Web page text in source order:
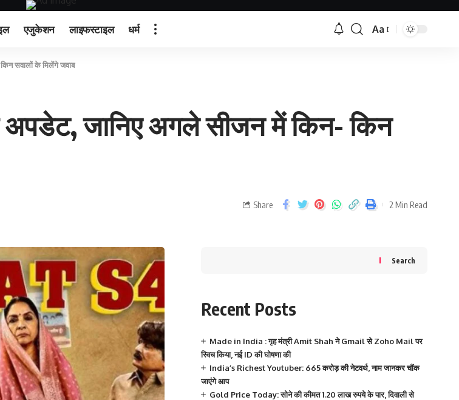
एजुकेशन लाइफस्टाइल धर्म Aa
सवालों के मिलेंगे जवाब
जानिए अगले सीजन में किन- किन
Share 2 Min Read
Search
Recent Posts
Made in India : गृह मंत्री Amit Shah ने Gmail से Zoho Mail पर
स्विच किया, नई ID की घोषणा की
India’s Richest Youtuber: 665 करोड़ की नेटवर्थ, नाम जानकर चौंक
जाएंगे आप
Gold Price Today: सोने की कीमत 1.20 लाख रुपये के पार, दिवाली से